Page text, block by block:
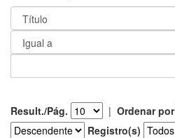
Result./Pág. | Ordenar por
Registro(s)